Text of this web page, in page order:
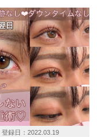
登録日： 2022.03.19